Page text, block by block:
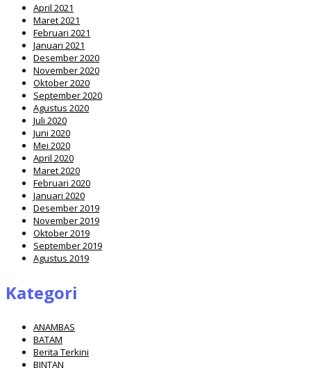
April 2021
Maret 2021
Februari 2021
Januari 2021
Desember 2020
November 2020
Oktober 2020
September 2020
Agustus 2020
Juli 2020
Juni 2020
Mei 2020
April 2020
Maret 2020
Februari 2020
Januari 2020
Desember 2019
November 2019
Oktober 2019
September 2019
Agustus 2019
Kategori
ANAMBAS
BATAM
Berita Terkini
BINTAN